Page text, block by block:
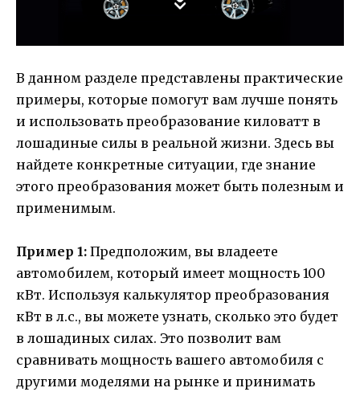
В данном разделе представлены практические
примеры, которые помогут вам лучше понять
и использовать преобразование киловатт в
лошадиные силы в реальной жизни. Здесь вы
найдете конкретные ситуации, где знание
этого преобразования может быть полезным и
применимым.
Пример 1: Предположим, вы владеете
автомобилем, который имеет мощность 100
кВт. Используя калькулятор преобразования
кВт в л.с., вы можете узнать, сколько это будет
в лошадиных силах. Это позволит вам
сравнивать мощность вашего автомобиля с
другими моделями на рынке и принимать